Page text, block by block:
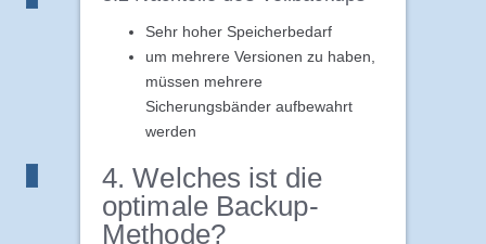
Sehr hoher Speicherbedarf
um mehrere Versionen zu haben,
müssen mehrere
Sicherungsbänder aufbewahrt
werden
4. Welches ist die
optimale Backup-
Methode?